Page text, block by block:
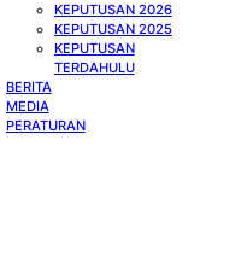
KEPUTUSAN 2026
KEPUTUSAN 2025
KEPUTUSAN
TERDAHULU
BERITA
MEDIA
PERATURAN